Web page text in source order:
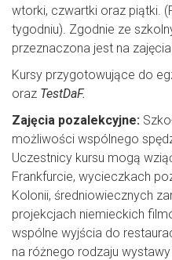
wtorki, czwartki oraz piątki.
tygodniu). Zgodnie ze
przeznaczona jest na zajęcia
Kursy przygotowujące do
oraz TestDaF.
Zajęcia pozalekcyjne:
możliwości wspólnego
Uczestnicy kursu mogą
Frankfurcie, wycieczkach
Kolonii, średniowiecznych
projekcjach niemieckich
wspólne wyjścia do
na różnego rodzaju